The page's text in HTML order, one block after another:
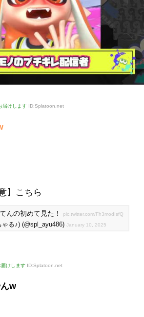
届けします ID:Splatoon.net
】こちら
んの初めて見た！ pic.twitter.com/Fh3modIsfQ
る♪) (@spl_ayu486) January 10, 2025
届けします ID:Splatoon.net
w